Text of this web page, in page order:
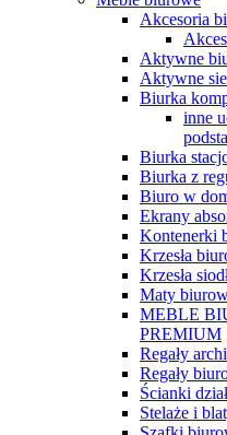
Akcesoria
Aktywne
Aktywne
Biurka
inne
Biurka
Biurka z
Biuro w
Ekrany
Kontenerki
Krzesła
Krzesła
Maty
MEBLE
PREMIUM
Regały
Regały
Ścianki
Stelaże i